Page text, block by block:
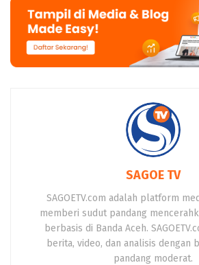
SAGOE TV
SAGOETV.com adalah platform
memberi sudut pandang
berbasis di Banda Aceh.
berita, video, dan analisis dengan
pandang moderat.